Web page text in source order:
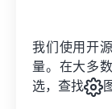
我们使用开
量。在大多
选，查找